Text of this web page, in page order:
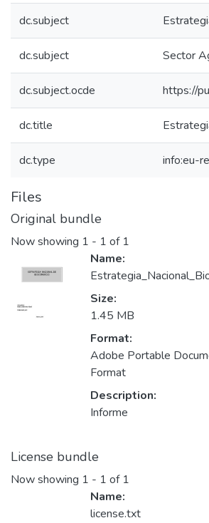
dc.subject
dc.subject Sector
dc.subject.ocde https://
dc.title
dc.type info:eu-
Files
Original bundle
Now showing 1 - 1 of 1
Name:
Size:
1.45 MB
Format:
Adobe Portable
Format
Description:
Informe
License bundle
Now showing 1 - 1 of 1
Name:
license.txt